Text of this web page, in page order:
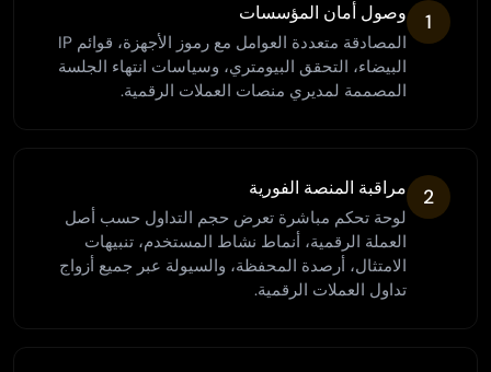
1 وصول أمان المؤسسات
المصادقة متعددة العوامل مع رموز الأجهزة، قوائم IP
البيضاء، التحقق البيومتري، وسياسات انتهاء الجلسة
المصممة لمديري منصات العملات الرقمية.
2 مراقبة المنصة الفورية
لوحة تحكم مباشرة تعرض حجم التداول حسب أصل
العملة الرقمية، أنماط نشاط المستخدم، تنبيهات
الامتثال، أرصدة المحفظة، والسيولة عبر جميع أزواج
تداول العملات الرقمية.